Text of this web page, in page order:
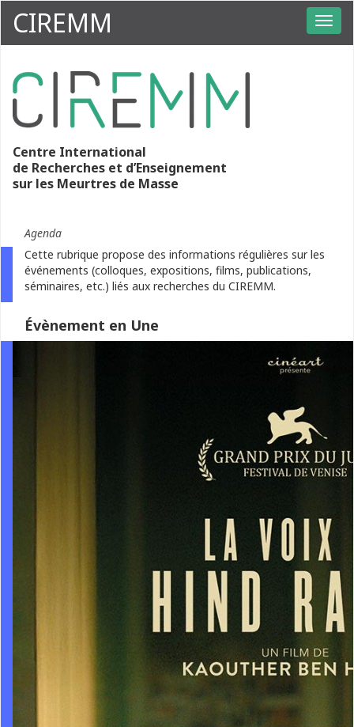
CIREMM
Centre International
de Recherches et d’Enseignement
sur les Meurtres de Masse
Agenda
Cette rubrique propose des informations régulières sur les
événements (colloques, expositions, films, publications,
séminaires, etc.) liés aux recherches du CIREMM.
Évènement en Une